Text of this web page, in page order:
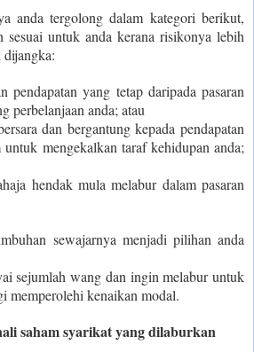
anda tergolong dalam kategori berikut,
sesuai untuk anda kerana risikonya lebih
dijangka:
yang tetap daripada pasaran
perbelanjaan anda; atau
dan bergantung kepada pendapatan
untuk mengekalkan taraf kehidupan anda;
mula melabur dalam pasaran
sewajarnya menjadi pilihan anda
wang dan ingin melabur untuk
memperolehi kenaikan modal.
saham syarikat yang dilaburkan